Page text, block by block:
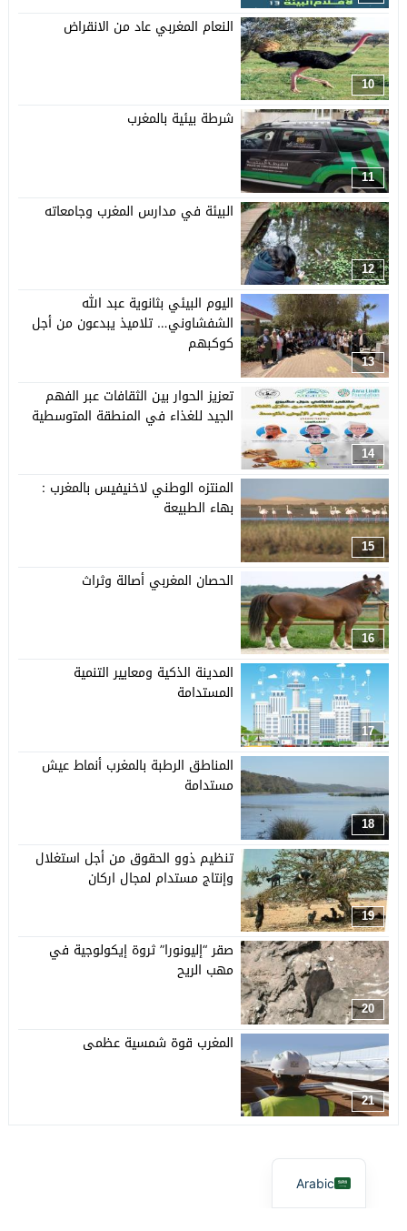
10
النعام المغربي عاد من الانقراض
11
شرطة بيئية بالمغرب
12
البيئة في مدارس المغرب وجامعاته
13
اليوم البيئي بثانوية عبد الله
الشفشاوني… تلاميذ يبدعون من أجل
كوكبهم
14
تعزيز الحوار بين الثقافات عبر الفهم
الجيد للغذاء في المنطقة المتوسطية
15
المنتزه الوطني لاخنيفيس بالمغرب :
بهاء الطبيعة
16
الحصان المغربي أصالة وثراث
17
المدينة الذكية ومعايير التنمية
المستدامة
18
المناطق الرطبة بالمغرب أنماط عيش
مستدامة
19
تنظيم ذوو الحقوق من أجل استغلال
وإنتاج مستدام لمجال اركان
20
صقر “إليونورا” ثروة إيكولوجية في
مهب الريح
21
المغرب قوة شمسية عظمى
Arabic